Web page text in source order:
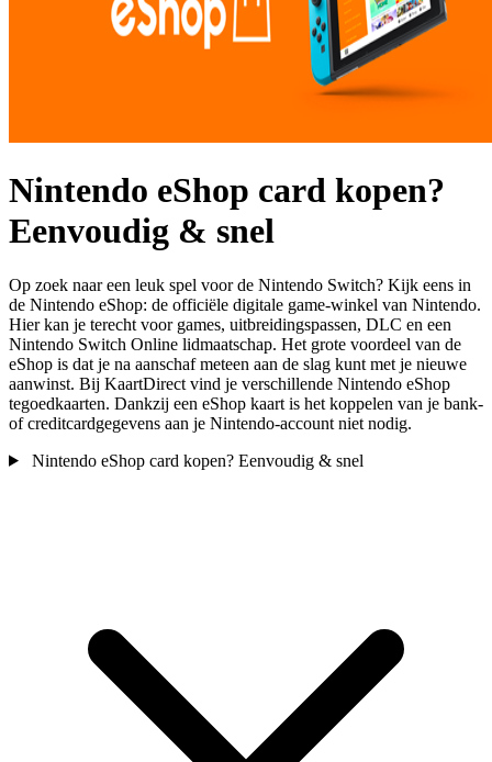
Nintendo eShop card kopen?
Eenvoudig & snel
Op zoek naar een leuk spel voor de Nintendo Switch? Kijk eens in
de Nintendo eShop: de officiële digitale game-winkel van Nintendo.
Hier kan je terecht voor games, uitbreidingspassen, DLC en een
Nintendo Switch Online lidmaatschap. Het grote voordeel van de
eShop is dat je na aanschaf meteen aan de slag kunt met je nieuwe
aanwinst. Bij KaartDirect vind je verschillende Nintendo eShop
tegoedkaarten. Dankzij een eShop kaart is het koppelen van je bank-
of creditcardgegevens aan je Nintendo-account niet nodig.
Nintendo eShop card kopen? Eenvoudig & snel